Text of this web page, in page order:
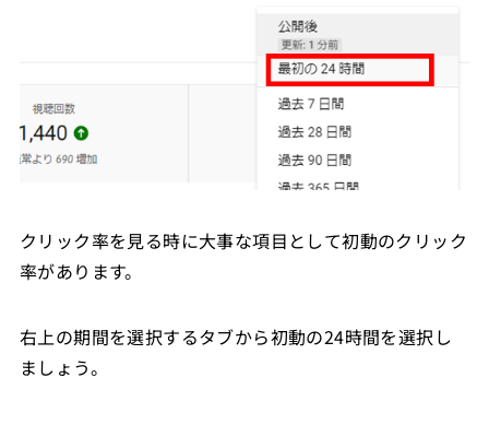
クリック率を見る時に大事な項目として初動のクリック
率があります。
右上の期間を選択するタブから初動の24時間を選択し
ましょう。